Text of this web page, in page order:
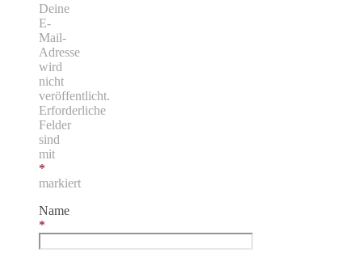
Deine
E-
Mail-
Adresse
wird
nicht
veröffentlicht.
Erforderliche
Felder
sind
mit
*
markiert
Name
*